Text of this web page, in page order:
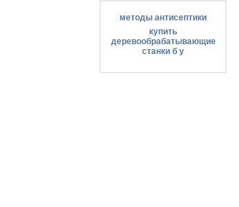
методы антисептики
купить
деревообрабатывающие
станки б у